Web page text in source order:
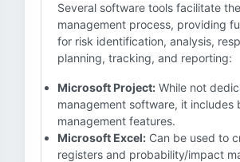
Several software tools facilitate
management process, providing
for risk identification, analysis,
planning, tracking, and reporting:
Microsoft Project: While not
management software, it includes
management features.
Microsoft Excel: Can be used to
registers and probability/impact